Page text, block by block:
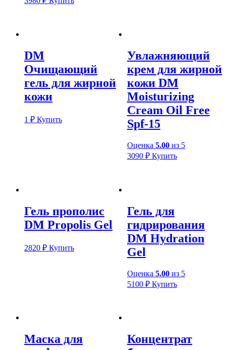
DM
Очищающий
гель для жирной
кожи
1 ₽ Купить
Увлажняющий
крем для жирной
кожи DM
Moisturizing
Cream Oil Free
Spf-15
Оценка 5.00из 5
3090 ₽ Купить
Гель прополис
DM Propolis Gel
2820 ₽ Купить
Гель для
гидрирования
DM Hydration
Gel
Оценка 5.00из 5
5100 ₽ Купить
Маска для
Концентрат